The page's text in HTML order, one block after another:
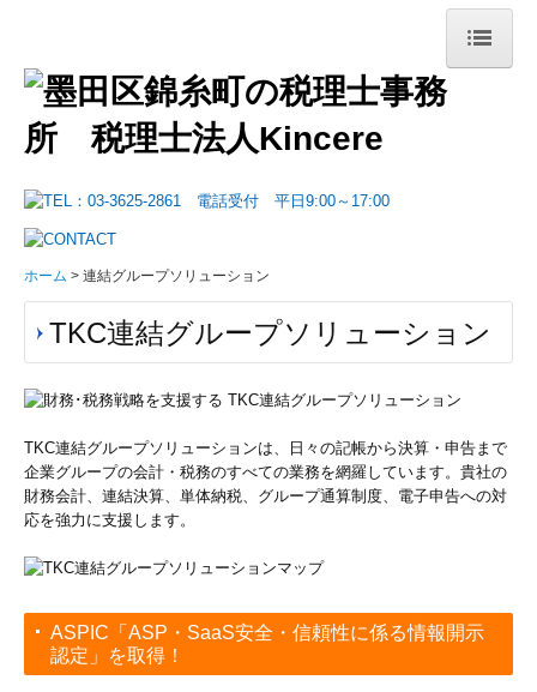
ホーム
Kincereについて
事務所紹介
リンク集
税務顧問
創業支援
相続贈与
確定申告
ご依頼の流れ
よくある質問
ホーム 連結グループソリューション
TKC連結グループソリューション
TKC連結グループソリューションは、日々の記帳から決算・申告まで
企業グループの会計・税務のすべての業務を網羅しています。貴社の
財務会計、連結決算、単体納税、グループ通算制度、電子申告への対
応を強力に支援します。
ASPIC「ASP・SaaS安全・信頼性に係る情報開示
認定」を取得！